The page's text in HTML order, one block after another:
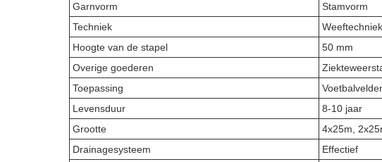
Garnvorm
Stamvorm
Techniek
Weeftechniek
Hoogte van de stapel
50 mm
Overige goederen
Toepassing
Levensduur
8-10 jaar
Grootte
4x25m,
Drainagesysteem
Effectief